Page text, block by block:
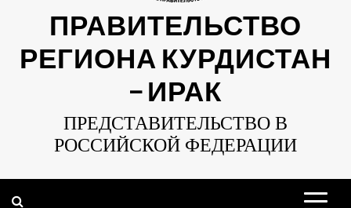
ПРАВИТЕЛЬСТВО
РЕГИОНА КУРДИСТАН
— ИРАК
ПРЕДСТАВИТЕЛЬСТВО В
РОССИЙСКОЙ ФЕДЕРАЦИИ